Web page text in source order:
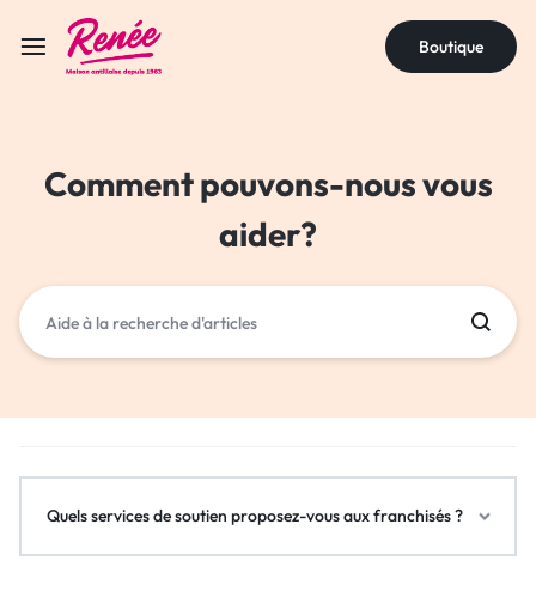
Boutique
Comment pouvons-nous vous
aider?
Quels services de soutien proposez-vous aux franchisés ?